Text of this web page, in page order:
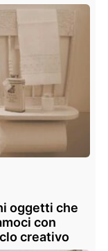
oggetti che
con
creativo